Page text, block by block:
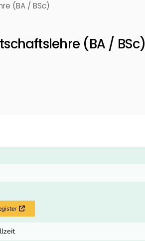
(BA / BSc)
(BA / BSc)
Externer Link